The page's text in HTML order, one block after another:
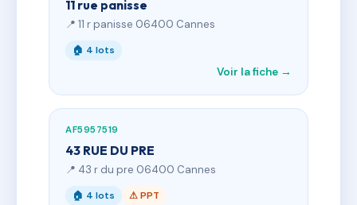
11 rue panisse
📍 11 r panisse 06400 Cannes
🏠 4 lots
Voir la fiche →
AF5957519
43 RUE DU PRE
📍 43 r du pre 06400 Cannes
🏠 4 lots ⚠ PPT